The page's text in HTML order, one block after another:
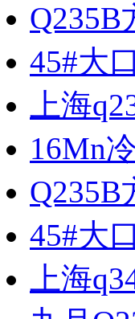
Q235B
45#大
上海
16Mn
Q235B
45#大
上海